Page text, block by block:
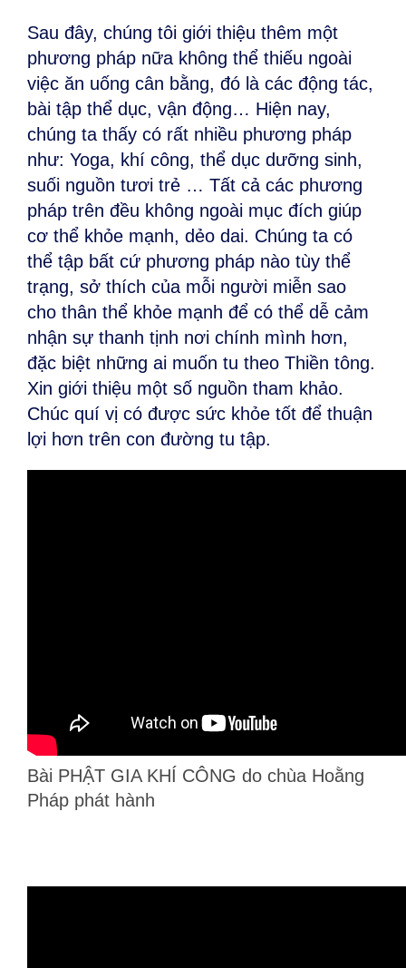
Sau đây, chúng tôi giới thiệu thêm một
phương pháp nữa không thể thiếu ngoài
việc ăn uống cân bằng, đó là các động tác,
bài tập thể dục, vận động… Hiện nay,
chúng ta thấy có rất nhiều phương pháp
như: Yoga, khí công, thể dục dưỡng sinh,
suối nguồn tươi trẻ … Tất cả các phương
pháp trên đều không ngoài mục đích giúp
cơ thể khỏe mạnh, dẻo dai. Chúng ta có
thể tập bất cứ phương pháp nào tùy thể
trạng, sở thích của mỗi người miễn sao
cho thân thể khỏe mạnh để có thể dễ cảm
nhận sự thanh tịnh nơi chính mình hơn,
đặc biệt những ai muốn tu theo Thiền tông.
Xin giới thiệu một số nguồn tham khảo.
Chúc quí vị có được sức khỏe tốt để thuận
lợi hơn trên con đường tu tập.
Bài PHẬT GIA KHÍ CÔNG do chùa Hoằng
Pháp phát hành